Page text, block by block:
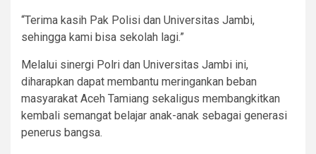
“Terima kasih Pak Polisi dan Universitas Jambi,
sehingga kami bisa sekolah lagi.”
Melalui sinergi Polri dan Universitas Jambi ini,
diharapkan dapat membantu meringankan beban
masyarakat Aceh Tamiang sekaligus membangkitkan
kembali semangat belajar anak-anak sebagai generasi
penerus bangsa.